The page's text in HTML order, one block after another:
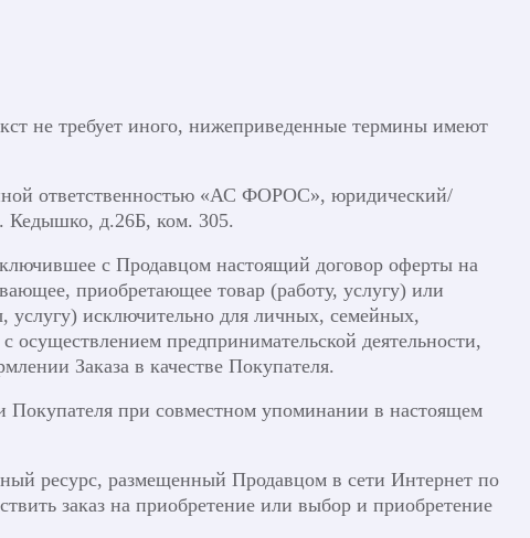
не требует иного, нижеприведенные термины имеют
ответственностью «АС ФОРОС», юридический/
Кедышко, д.26Б, ком. 305.
с Продавцом настоящий договор оферты на
приобретающее товар (работу, услугу) или
услугу) исключительно для личных, семейных,
предпринимательской деятельности,
Заказа в качестве Покупателя.
Покупателя при совместном упоминании в настоящем
ресурс, размещенный Продавцом в сети Интернет по
заказ на приобретение или выбор и приобретение